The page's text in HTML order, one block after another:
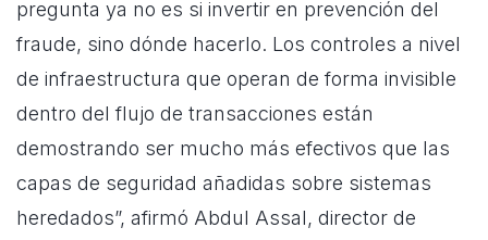
pregunta ya no es si invertir en prevención del
fraude, sino dónde hacerlo. Los controles a nivel
de infraestructura que operan de forma invisible
dentro del flujo de transacciones están
demostrando ser mucho más efectivos que las
capas de seguridad añadidas sobre sistemas
heredados”, afirmó Abdul Assal, director de